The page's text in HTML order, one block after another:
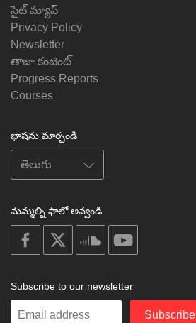
సైట్ మ్యాప్
Privacy Policy
Newsletter
తాజా కంటెంట్
Progress Reports
Courses
భాషను మార్చండి
మమ్మల్ని ఫాలో అవ్వండి
on
facebook
soundcloud
Subscribe to our newsletter
Enter
Subscribe